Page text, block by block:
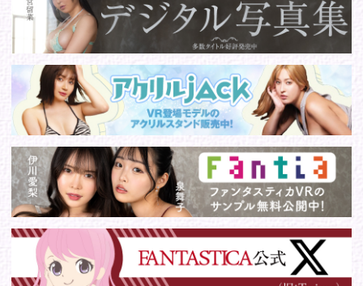
© 2016 FANTASTICA. All Rights Reserved.
このサイトに掲載の写真・文章等の無断転載・転用・引用・複
写・複製行為を禁じます。